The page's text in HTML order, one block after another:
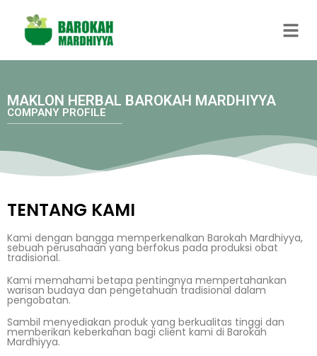
MAKLON HERBAL BAROKAH MARDHIYYA
COMPANY PROFILE
TENTANG KAMI
Kami dengan bangga memperkenalkan Barokah Mardhiyya,
sebuah perusahaan yang berfokus pada produksi obat
tradisional.
Kami memahami betapa pentingnya mempertahankan
warisan budaya dan pengetahuan tradisional dalam
pengobatan.
Sambil menyediakan produk yang berkualitas tinggi dan
memberikan keberkahan bagi client kami di Barokah
Mardhiyya.